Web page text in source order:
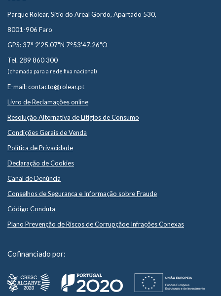
Parque Rolear, Sitio do Areal Gordo, Apartado 530,
8001-906 Faro
GPS: 37° 2'25.07"N 7°53'47.26"O
Tel. 289 860 300
(chamada para a rede fixa nacional)
E-mail: contacto@rolear.pt
Livro de Reclamações online
Resolução Alternativa de Litígios de Consumo
Condições Gerais de Venda
Política de Privacidade
Declaração de Cookies
Canal de Denúncia
Conselhos de Segurança e Informação sobre Fraude
Código Conduta
Plano Prevenção de Riscos de Corrupçãoe Infrações Conexas
Cofinanciado por: